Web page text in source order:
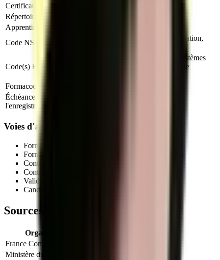
Certificateur
Répertoire
Apprentissage
Code NSF
326 : Informatique, traitement de l'information,
Code(s) ROME
M1810 : Production et exploitation de systèmes
d''information, M1801 : Administration de
Formacode
Échéance de
l'enregistrement
Voies d'accès au titre professionnel
Formation initiale (en centre de formation agréé)
Formation continue (salariés, demandeurs d'emploi)
Contrat d'apprentissage
Contrat de professionnalisation
Validation des Acquis de l'Expérience (VAE)
Candidature libre auprès d'un centre habilité
Sources officielles et références
Organisme
France Compétences
Ministère du Travail